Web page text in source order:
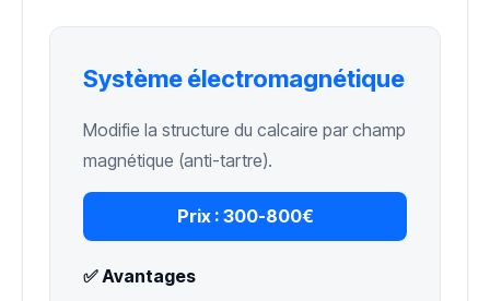
Système électromagnétique
Modifie la structure du calcaire par champ
magnétique (anti-tartre).
Prix : 300-800€
✅ Avantages